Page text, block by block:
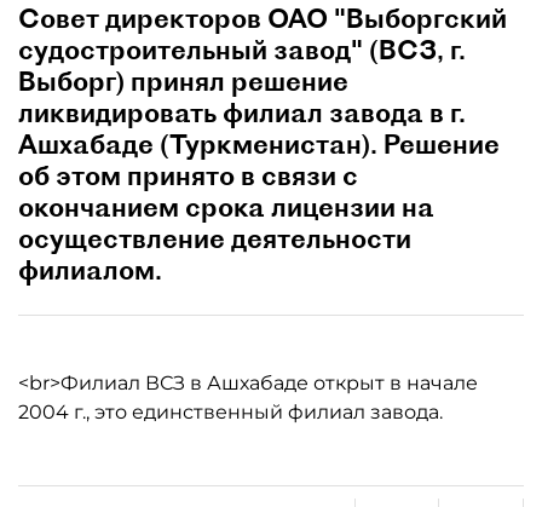
Совет директоров ОАО "Выборгский
судостроительный завод" (ВСЗ, г.
Выборг) принял решение
ликвидировать филиал завода в г.
Ашхабаде (Туркменистан). Решение
об этом принято в связи с
окончанием срока лицензии на
осуществление деятельности
филиалом.
<br>Филиал ВСЗ в Ашхабаде открыт в начале
2004 г., это единственный филиал завода.